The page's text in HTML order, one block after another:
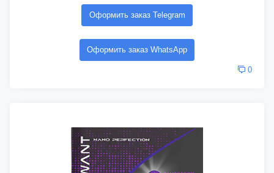
Оформить заказ Telegram
Оформить заказ WhatsApp
0